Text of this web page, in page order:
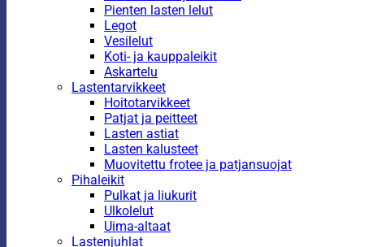
Pienten lasten lelut
Legot
Vesilelut
Koti- ja kauppaleikit
Askartelu
Lastentarvikkeet
Hoitotarvikkeet
Patjat ja peitteet
Lasten astiat
Lasten kalusteet
Muovitettu frotee ja patjansuojat
Pihaleikit
Pulkat ja liukurit
Ulkolelut
Uima-altaat
Lastenjuhlat